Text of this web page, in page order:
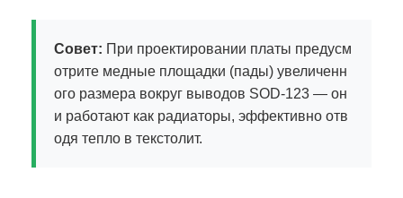
Совет: При проектировании платы предусм
отрите медные площадки (пады) увеличенн
ого размера вокруг выводов SOD-123 — он
и работают как радиаторы, эффективно отв
одя тепло в текстолит.